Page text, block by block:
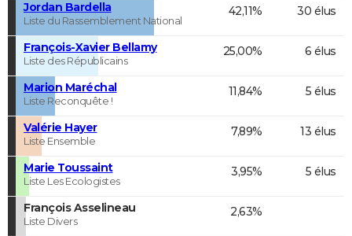
Jordan Bardella
Liste du Rassemblement National
42,11% 30 élus
François-Xavier Bellamy
Liste des Républicains
25,00% 6 élus
Marion Maréchal
Liste Reconquête !
11,84% 5 élus
Valérie Hayer
Liste Ensemble
7,89% 13 élus
Marie Toussaint
Liste Les Ecologistes
3,95% 5 élus
François Asselineau
Liste Divers
2,63%